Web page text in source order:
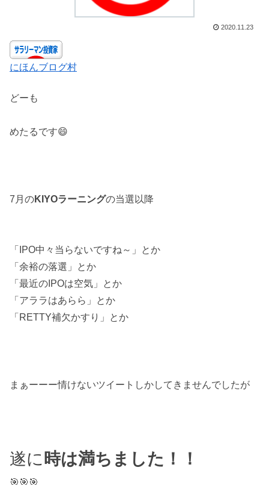
2020.11.23
にほんブログ村
どーも
めたるです😄
7月のKIYOラーニングの当選以降
「IPO中々当らないですね～」とか
「余裕の落選」とか
「最近のIPOは空気」とか
「アララはあらら」とか
「RETTY補欠かすり」とか
まぁーーー情けないツイートしかしてきませんでしたが
遂に 時は満ちました！！
🎯🎯🎯